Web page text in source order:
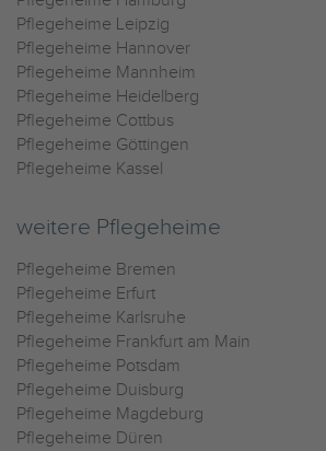
Pflegeheime Leipzig
Pflegeheime Hannover
Pflegeheime Mannheim
Pflegeheime Heidelberg
Pflegeheime Cottbus
Pflegeheime Göttingen
Pflegeheime Kassel
weitere Pflegeheime
Pflegeheime Bremen
Pflegeheime Erfurt
Pflegeheime Karlsruhe
Pflegeheime Frankfurt am Main
Pflegeheime Potsdam
Pflegeheime Duisburg
Pflegeheime Magdeburg
Pflegeheime Düren